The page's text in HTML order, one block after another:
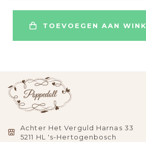
TOEVOEGEN AAN
Achter Het Verguld Harnas 33
5211 HL 's-Hertogenbosch